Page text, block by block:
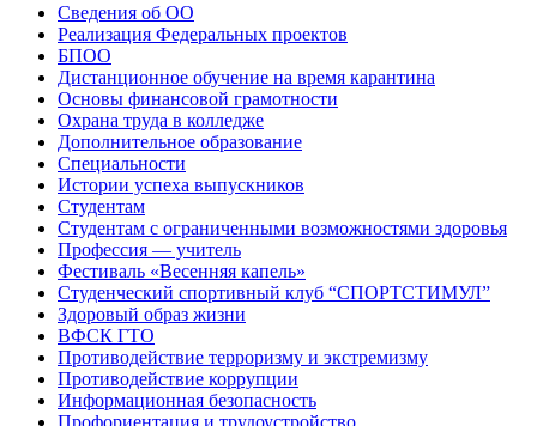
Сведения об ОО
Реализация Федеральных проектов
БПОО
Дистанционное обучение на время карантина
Основы финансовой грамотности
Охрана труда в колледже
Дополнительное образование
Специальности
Истории успеха выпускников
Студентам
Студентам с ограниченными возможностями здоровья
Профессия — учитель
Фестиваль «Весенняя капель»
Студенческий спортивный клуб “СПОРТСТИМУЛ”
Здоровый образ жизни
ВФСК ГТО
Противодействие терроризму и экстремизму
Противодействие коррупции
Информационная безопасность
Профориентация и трудоустройство